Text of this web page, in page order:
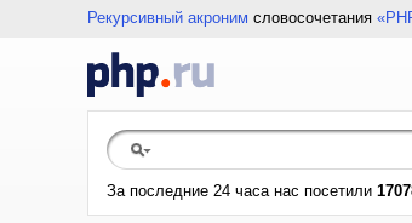
Рекурсивный акроним словосочетания
За последние 24 часа нас посетили